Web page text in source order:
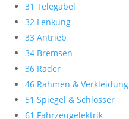
31 Telegabel
32 Lenkung
33 Antrieb
34 Bremsen
36 Räder
46 Rahmen & Verkleidung
51 Spiegel & Schlösser
61 Fahrzeugelektrik